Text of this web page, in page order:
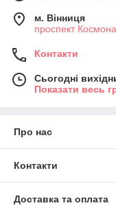
м. Вінниця
проспект
Контакти
Сьогодні
Показати весь
Про нас
Контакти
Доставка та оплата